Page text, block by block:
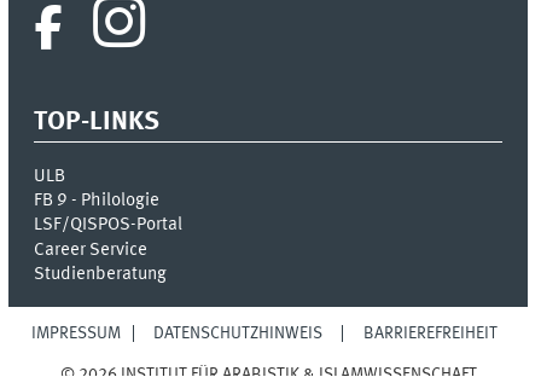
TOP-LINKS
ULB
FB 9 - Philologie
LSF/QISPOS-Portal
Career Service
Studienberatung
IMPRESSUM DATENSCHUTZHINWEIS BARRIEREFREIHEIT